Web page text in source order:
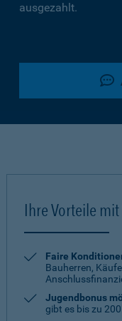
ausgezahlt.
Ihre Vorteile
Faire
Bauherren,
Jugendbonus
gibt es bis zu 200